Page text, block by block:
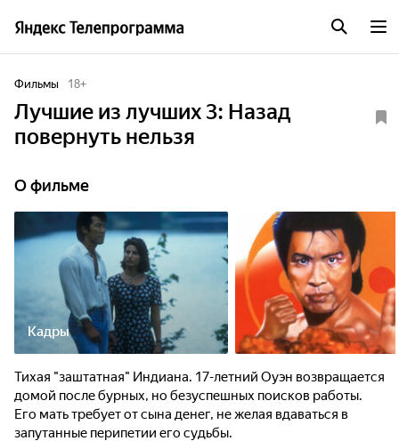
Фильмы 18+
Лучшие из лучших 3: Назад
повернуть нельзя
О фильме
Кадры
Тихая "заштатная" Индиана. 17-летний Оуэн возвращается
домой после бурных, но безуспешных поисков работы.
Его мать требует от сына денег, не желая вдаваться в
запутанные перипетии его судьбы.